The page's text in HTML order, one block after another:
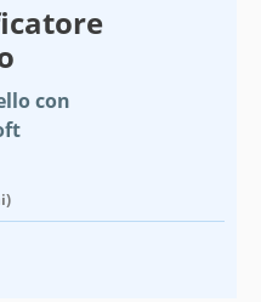
con